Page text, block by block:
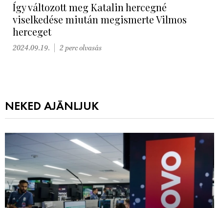
Így változott meg Katalin hercegné
viselkedése miután megismerte Vilmos
herceget
2024.09.19. 2 perc olvasás
NEKED AJÁNLJUK